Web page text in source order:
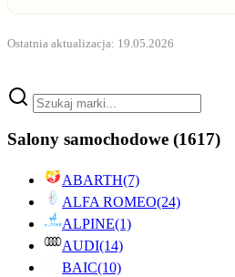
Ostatnia aktualizacja: 19.05.2026
Salony samochodowe (1617)
ABARTH(7)
ALFA ROMEO(24)
ALPINE(1)
AUDI(14)
BAIC(10)